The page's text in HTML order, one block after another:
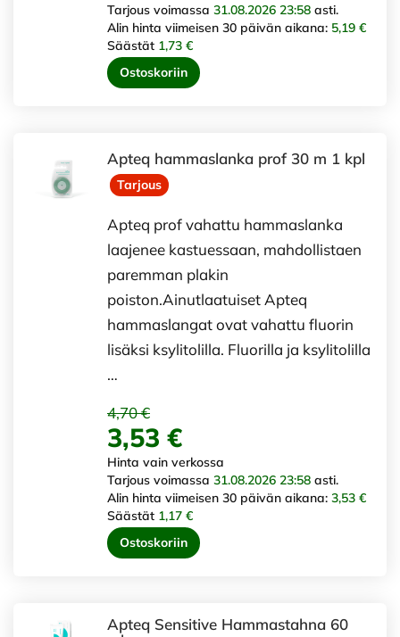
Tarjous voimassa 31.08.2026 23:58 asti.
Alin hinta viimeisen 30 päivän aikana: 5,19 €
Säästät 1,73 €
Ostoskoriin
Apteq hammaslanka prof 30 m 1 kpl
Tarjous
Apteq prof vahattu hammaslanka
laajenee kastuessaan, mahdollistaen
paremman plakin
poiston.Ainutlaatuiset Apteq
hammaslangat ovat vahattu fluorin
lisäksi ksylitolilla. Fluorilla ja ksylitolilla
…
4,70 €
3,53 €
Hinta vain verkossa
Tarjous voimassa 31.08.2026 23:58 asti.
Alin hinta viimeisen 30 päivän aikana: 3,53 €
Säästät 1,17 €
Ostoskoriin
Apteq Sensitive Hammastahna 60